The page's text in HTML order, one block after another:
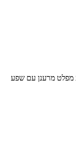
מפלט מרענן עם שפע